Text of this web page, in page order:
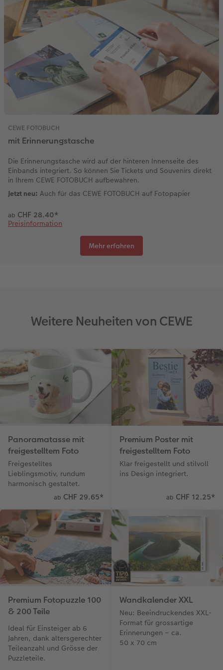
CEWE FOTOBUCH per PDF
CEWE myPhotos
Zubehör
CEWE myPhotos
Neuheiten
CEWE FOTOBUCH
mit Erinnerungstasche
Die Erinnerungstasche wird auf der hinteren Innenseite des
Einbands integriert. So können Sie Tickets und Souvenirs direkt
in Ihrem CEWE FOTOBUCH aufbewahren.
Jetzt neu: Auch für das CEWE FOTOBUCH auf Fotopapier
ab CHF 28.40*
Preisinformation
Mehr erfahren
Weitere Neuheiten von CEWE
Panoramatasse mit
freigestelltem Foto
Freigestelltes
Lieblingsmotiv, rundum
harmonisch gestaltet.
ab CHF 29.65*
Premium Poster mit
freigestelltem Foto
Klar freigestellt und stilvoll
ins Design integriert.
ab CHF 12.25*
Premium Fotopuzzle 100
& 200 Teile
Ideal für Einsteiger ab 6
Jahren, dank altersgerechter
Teileanzahl und Grösse der
Puzzleteile.
Wandkalender XXL
Neu: Beeindruckendes XXL-
Format für grossartige
Erinnerungen – ca.
50 x 70 cm